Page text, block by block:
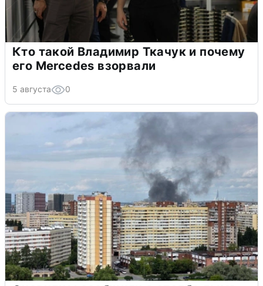
Кто такой Владимир Ткачук и почему
его Mercedes взорвали
5 августа 0